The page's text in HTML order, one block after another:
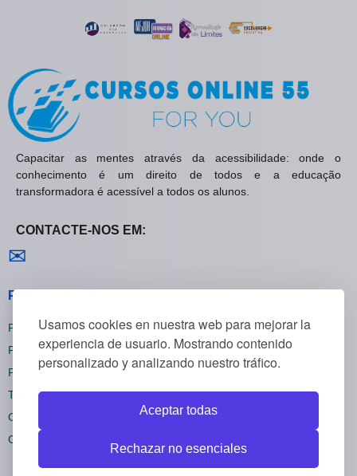
Usamos cookies en nuestra web para mejorar la
experiencia de usuario. Mostrando contenido
personalizado y analizando nuestro tráfico.
Aceptar todas
Rechazar no esenciales
Capacitar as mentes através da acessibilidade: onde o
conhecimento é um direito de todos e a educação
transformadora é acessível a todos os alunos.
CONTACTE-NOS EM:
✉
Políticas Gerais
Política de Privacidade
Política de Cookies
Política de Reembolsos
Termos e Condições
Cancelar inscrição
Configurações de cookies